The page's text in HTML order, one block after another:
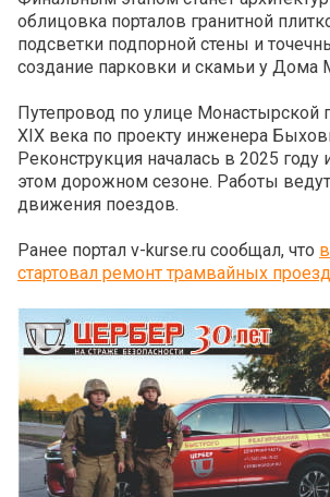
облицовка порталов гранитной
подсветки подпорной стены и
создание парковки и скамьи у Дома
Путепровод по улице Монастырской
XIX века по проекту инженера
Реконструкция началась в 2025 году
этом дорожном сезоне. Работы
движения поездов.
Ранее портал v-kurse.ru сообщал, что
стартовал ремонт трамвайных